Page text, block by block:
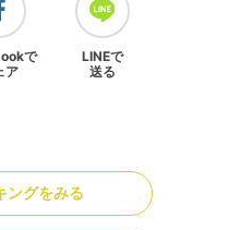
で
ア
LINEで
送る
ングをみる